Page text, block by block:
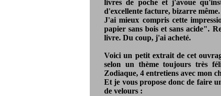
livres de poche et j'avoue
d'excellente facture, bizarre même.
J'ai mieux compris cette
papier sans bois et sans acide".
livre. Du coup, j'ai acheté.
Voici un petit extrait de cet
selon un thème toujours très
Zodiaque, 4 entretiens avec mon
Et je vous propose donc de faire
de velours :